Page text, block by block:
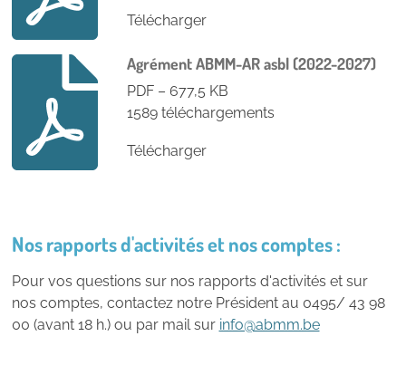
Télécharger
Agrément ABMM-AR asbl (2022-2027)
PDF – 677,5 KB
1589 téléchargements
Télécharger
Nos rapports d'activités et nos comptes :
Pour vos questions sur nos rapports d'activités et sur
nos comptes, contactez notre Président au 0495/ 43 98
00 (avant 18 h.) ou par mail sur info@abmm.be